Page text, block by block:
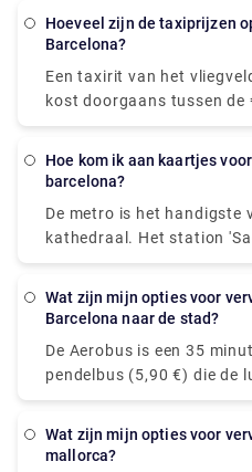
transfers op Rydeu!
taxistandplaats van de
Hoeveel zijn de taxiprijzen op de luchthaven van
Barcelona?
Een taxirit van het
kost doorgaans tussen
een prijs van € 1 per stuk
3,10. Taxi's vanaf BCN
stadscentrum worden
€39.
Hoe kom ik aan kaartjes voor de sagrada familia
barcelona?
De metro is het handigste
kathedraal. Het station
vinden op zowel
station verlaat. Zowel de
Wat zijn mijn opties voor vervoer van de luchthaven van
Barcelona naar de stad?
De Aerobus is een 35
pendelbus (5,90 €) die de
Barcelona (Terminals 1
drie haltes: Pla Espanya,
wat zijn mijn opties voor vervoer van barcelona naar
mallorca?